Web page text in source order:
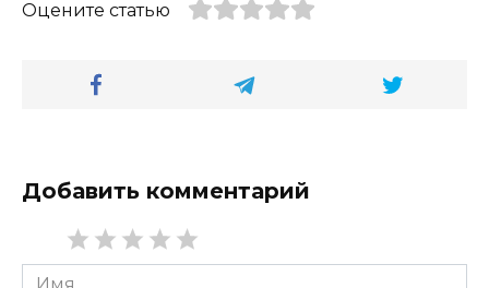
Оцените статью
Добавить комментарий
Имя